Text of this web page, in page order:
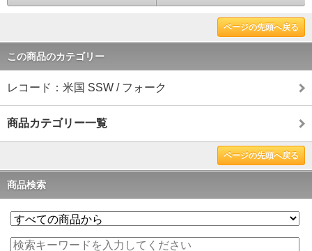
ページの先頭へ戻る
この商品のカテゴリー
レコード：米国 SSW / フォーク
商品カテゴリー一覧
ページの先頭へ戻る
商品検索